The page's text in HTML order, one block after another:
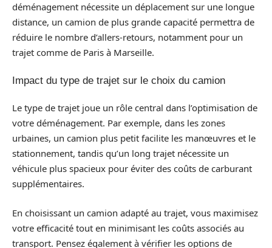
déménagement nécessite un déplacement sur une longue
distance, un camion de plus grande capacité permettra de
réduire le nombre d’allers-retours, notamment pour un
trajet comme de Paris à Marseille.
Impact du type de trajet sur le choix du camion
Le type de trajet joue un rôle central dans l’optimisation de
votre déménagement. Par exemple, dans les zones
urbaines, un camion plus petit facilite les manœuvres et le
stationnement, tandis qu’un long trajet nécessite un
véhicule plus spacieux pour éviter des coûts de carburant
supplémentaires.
En choisissant un camion adapté au trajet, vous maximisez
votre efficacité tout en minimisant les coûts associés au
transport. Pensez également à vérifier les options de